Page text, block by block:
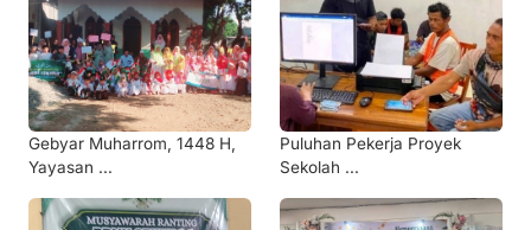
Gebyar Muharrom, 1448 H,
Yayasan ...
Puluhan Pekerja Proyek
Sekolah ...